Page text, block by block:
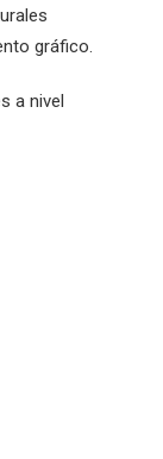
gráfico.
a nivel